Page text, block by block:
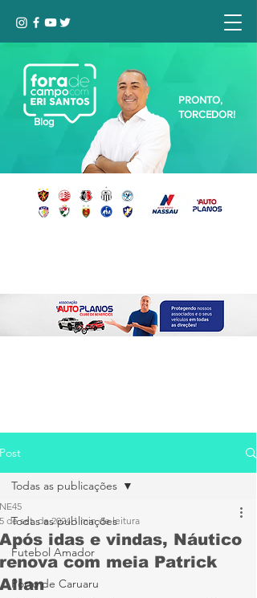
Blog
PRONTO,
TORCEDOR!
Post
Todas as publicações
Futebol Amador
Porto de Caruaru
Todas as publicações
Após idas e vindas, Náutico
renova com meia Patrick
Allan
NE45
5 de set. de 2024 1 min de leitura